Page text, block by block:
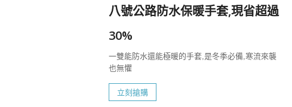
八號公路防水保暖手套,現省超過
30%
一雙能防水還能極暖的手套,是冬季必備,寒流來襲
也無懼
立刻搶購